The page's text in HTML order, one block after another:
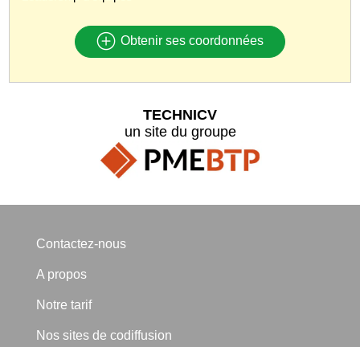
Obtenir ses coordonnées
TECHNICV
un site du groupe
Contactez-nous
A propos
Notre tarif
Nos sites de codiffusion